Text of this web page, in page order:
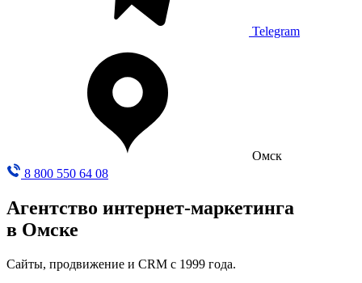
Telegram
Омск
8 800 550 64 08
Агентство интернет-маркетинга
в Омске
Сайты, продвижение и CRM с 1999 года.